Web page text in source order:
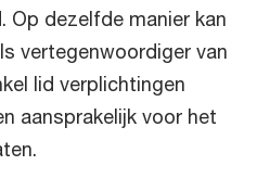
Op dezelfde manier kan
vertegenwoordiger van
lid verplichtingen
aansprakelijk voor het